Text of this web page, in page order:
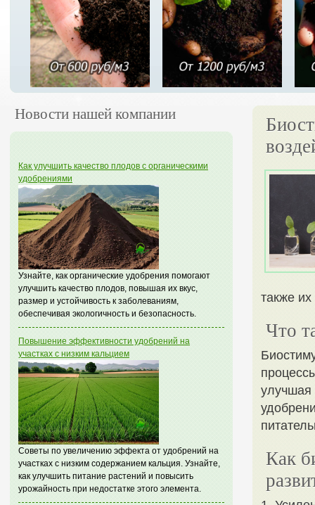
Новости нашей компании
Как улучшить качество плодов с органическими
удобрениями
Узнайте, как органические удобрения помогают
улучшить качество плодов, повышая их вкус,
размер и устойчивость к заболеваниям,
обеспечивая экологичность и безопасность.
Повышение эффективности удобрений на
участках с низким кальцием
Советы по увеличению эффекта от удобрений на
участках с низким содержанием кальция. Узнайте,
как улучшить питание растений и повысить
урожайность при недостатке этого элемента.
также
Что
улучшая
Как